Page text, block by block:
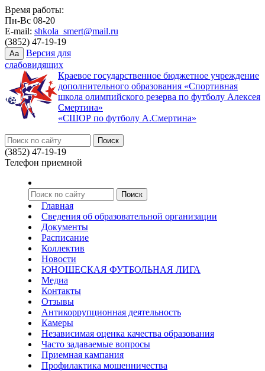
Время работы:
Пн-Вс 08-20
E-mail: shkola_smert@mail.ru
(3852) 47-19-19
Aa
Версия для
слабовидящих
Краевое государственное бюджетное учреждение
дополнительного образования «Спортивная
школа олимпийского резерва по футболу Алексея
Смертина»
«СШОР по футболу А.Смертина»
(3852) 47-19-19
Телефон приемной
Главная
Сведения об образовательной организации
Документы
Расписание
Коллектив
Новости
ЮНОШЕСКАЯ ФУТБОЛЬНАЯ ЛИГА
Медиа
Контакты
Отзывы
Антикоррупционная деятельность
Камеры
Независимая оценка качества образования
Часто задаваемые вопросы
Приемная кампания
Профилактика мошенничества